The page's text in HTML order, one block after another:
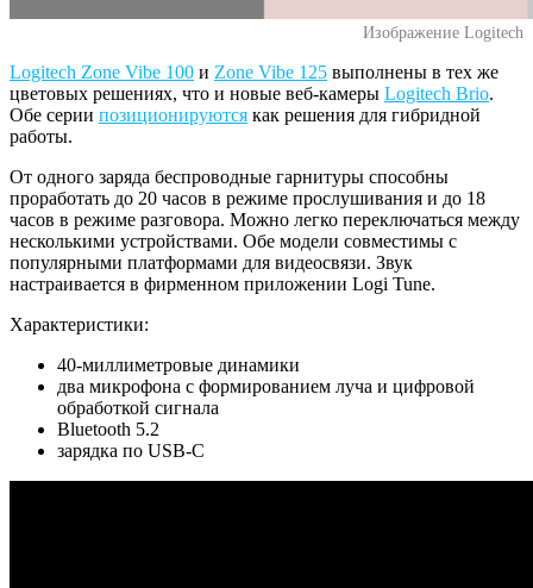
Изображение Logitech
Logitech Zone Vibe 100 и Zone Vibe 125 выполнены в тех же
цветовых решениях, что и новые веб-камеры Logitech Brio.
Обе серии позиционируются как решения для гибридной
работы.
От одного заряда беспроводные гарнитуры способны
проработать до 20 часов в режиме прослушивания и до 18
часов в режиме разговора. Можно легко переключаться между
несколькими устройствами. Обе модели совместимы с
популярными платформами для видеосвязи. Звук
настраивается в фирменном приложении Logi Tune.
Характеристики:
40-миллиметровые динамики
два микрофона с формированием луча и цифровой
обработкой сигнала
Bluetooth 5.2
зарядка по USB-C